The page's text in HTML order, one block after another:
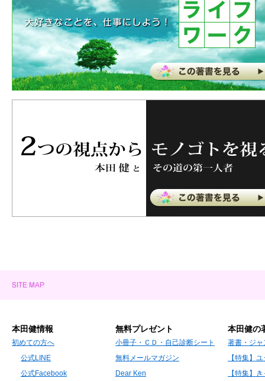
本田健情報
初めての方へ
公式LINE
公式Facebook
無料プレゼント
小冊子・ＣＤ・自己診断シート
無料メールマガジン
Dear Ken
本田健の
著書・ジャ
【特集】
【特集】